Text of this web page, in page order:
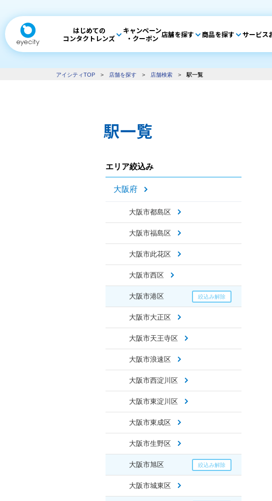
はじめての
コンタクトレンズ
キャンペーン
・クーポン 店舗を探す 商品を探す サービス
アイシティTOP > 店舗を探す > 店舗検索 > 駅一覧
駅一覧
エリア絞込み
大阪府
大阪市都島区
大阪市福島区
大阪市此花区
大阪市西区
大阪市港区
大阪市大正区
大阪市天王寺区
大阪市浪速区
大阪市西淀川区
大阪市東淀川区
大阪市東成区
大阪市生野区
大阪市旭区
大阪市城東区